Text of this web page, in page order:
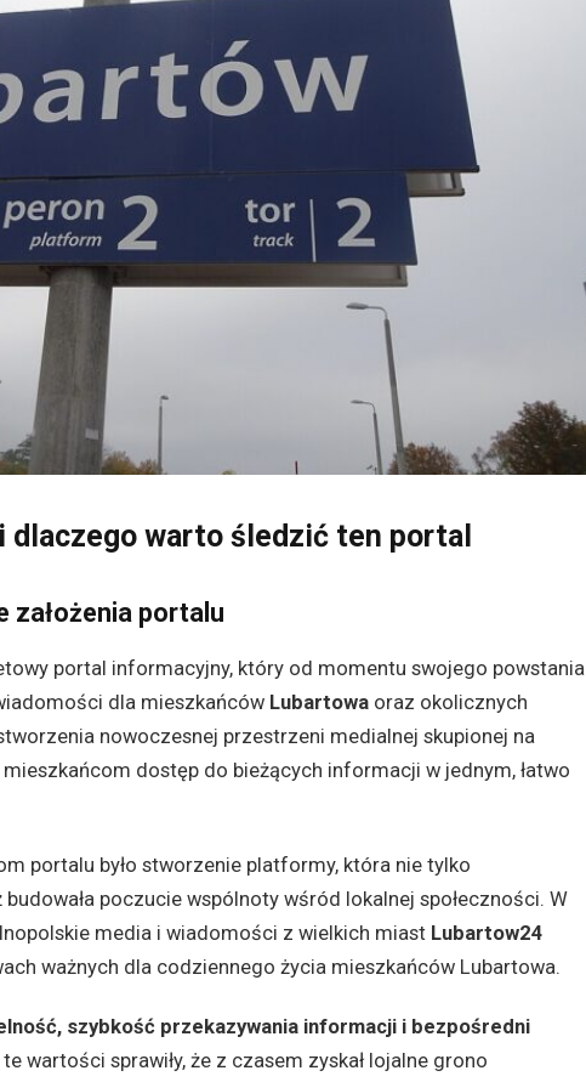
dlaczego warto śledzić ten portal
założenia portalu
portal informacyjny, który od momentu swojego powstania
dla mieszkańców Lubartowaoraz okolicznych
nowoczesnej przestrzeni medialnej skupionej na
dostęp do bieżących informacji w jednym, łatwo
portalu było stworzenie platformy, która nie tylko
budowała poczucie wspólnoty wśród lokalnej społeczności. W
media i wiadomości z wielkich miast Lubartow24
ważnych dla codziennego życia mieszkańców Lubartowa.
szybkość przekazywania informacji i bezpośredni
te wartości sprawiły, że z czasem zyskał lojalne grono